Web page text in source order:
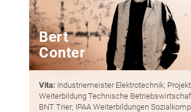
Bert
Conter
Vita: Industriemeister Elektrotechnik;
Weiterbildung Technische
BNT Trier; IPAA Weiterbildungen